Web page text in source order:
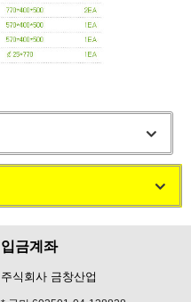
입금계좌
주식회사 금창산업